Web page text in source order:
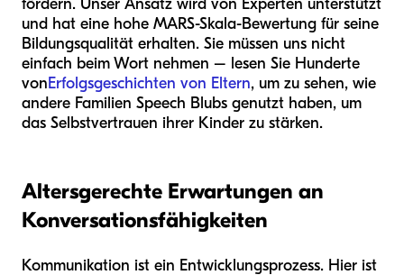
fördern. Unser Ansatz wird von Experten unterstützt
und hat eine hohe MARS-Skala-Bewertung für seine
Bildungsqualität erhalten. Sie müssen uns nicht
einfach beim Wort nehmen – lesen Sie Hunderte
vonErfolgsgeschichten von Eltern, um zu sehen, wie
andere Familien Speech Blubs genutzt haben, um
das Selbstvertrauen ihrer Kinder zu stärken.
Altersgerechte Erwartungen an
Konversationsfähigkeiten
Kommunikation ist ein Entwicklungsprozess. Hier ist